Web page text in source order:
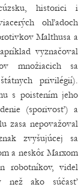
historici i
ohľadoch
Malthusa a
vyznačoval
množiacich sa
privilégií).
s poistením jeho
(sporivosť) a
zasa nepovažoval
zvyšujúcej sa
a neskôr Marxom
robotníkov, videl
než ako súčasť